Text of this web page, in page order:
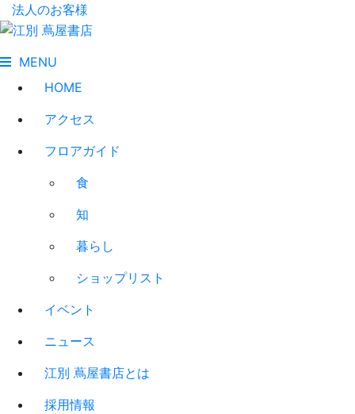
法人のお客様
MENU
HOME
アクセス
フロアガイド
食
知
暮らし
ショップリスト
イベント
ニュース
江別 蔦屋書店とは
採用情報